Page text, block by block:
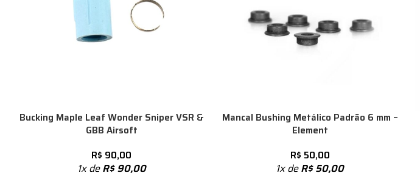
Bucking Maple Leaf Wonder Sniper VSR &
GBB Airsoft
R$ 90,00
1x deR$90,00
Mancal Bushing Metálico Padrão 6 mm –
Element
R$ 50,00
1x deR$50,00